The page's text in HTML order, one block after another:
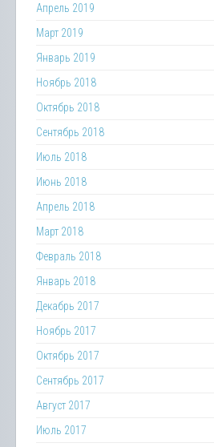
Апрель 2019
Март 2019
Январь 2019
Ноябрь 2018
Октябрь 2018
Сентябрь 2018
Июль 2018
Июнь 2018
Апрель 2018
Март 2018
Февраль 2018
Январь 2018
Декабрь 2017
Ноябрь 2017
Октябрь 2017
Сентябрь 2017
Август 2017
Июль 2017